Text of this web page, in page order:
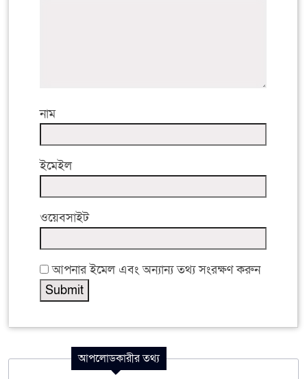
নাম
ইমেইল
ওয়েবসাইট
আপনার ইমেল এবং অন্যান্য তথ্য সংরক্ষণ করুন
আপলোডকারীর তথ্য